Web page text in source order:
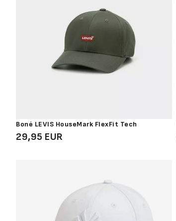
Boné LEVIS HouseMark FlexFit Tech
29,95 EUR